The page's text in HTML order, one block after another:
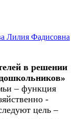
Лилия Фадисовна
в решении
– функция
-
цель –